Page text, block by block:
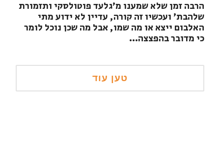
הרבה זמן שלא שמענו מ'גלעד פוטולסקי ותזמורת
שלהבת' ועכשיו זה קורה, עדיין לא ידוע מתי
האלבום ייצא או מה שמו, אבל מה שכן נוכל לומר
כי מדובר בהפצצה...